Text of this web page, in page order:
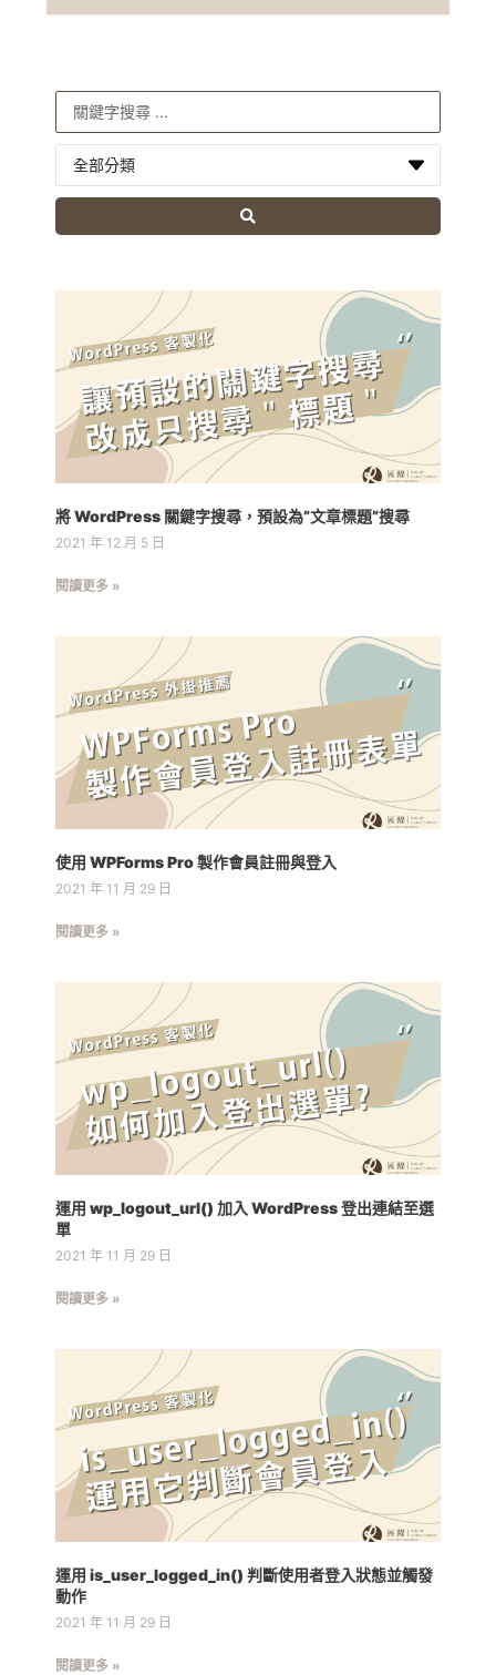
將 WordPress 關鍵字搜尋，預設為”文章標題”搜尋
2021 年 12 月 5 日
閱讀更多 »
使用 WPForms Pro 製作會員註冊與登入
2021 年 11 月 29 日
閱讀更多 »
運用 wp_logout_url() 加入 WordPress 登出連結至選
單
2021 年 11 月 29 日
閱讀更多 »
運用 is_user_logged_in() 判斷使用者登入狀態並觸發
動作
2021 年 11 月 29 日
閱讀更多 »